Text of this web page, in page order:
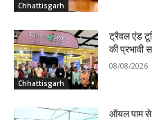
Chhattisgarh
Chhattisgarh
ट्रैवल एंड
की प्रभावी
08/08/2026
ऑयल पाम से